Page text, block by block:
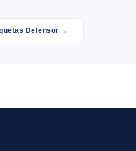
Defensor →